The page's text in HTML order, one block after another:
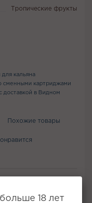
Тропические фрукты
кальяна
сменными картриджами
доставкой в Видном
Похожие товары
18 лет